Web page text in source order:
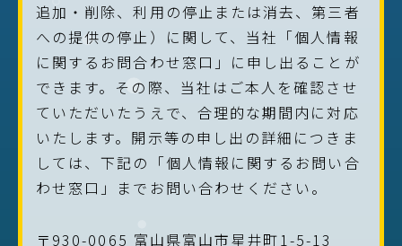
追加・削除、利用の停止または消去、第三者
への提供の停止）に関して、当社「個人情報
に関するお問合わせ窓口」に申し出ることが
できます。その際、当社はご本人を確認させ
ていただいたうえで、合理的な期間内に対応
いたします。開示等の申し出の詳細につきま
しては、下記の「個人情報に関するお問い合
わせ窓口」までお問い合わせください。
〒930-0065 富山県富山市星井町1-5-13